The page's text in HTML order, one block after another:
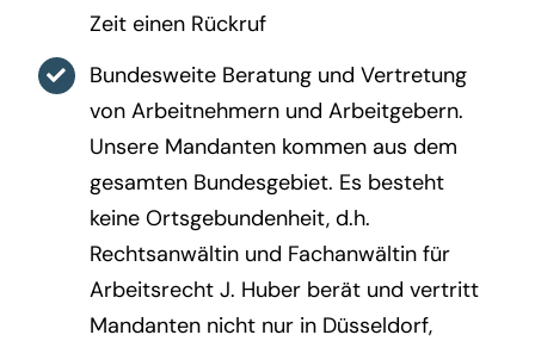
Zeit einen Rückruf
Bundesweite Beratung und Vertretung
von Arbeitnehmern und Arbeitgebern.
Unsere Mandanten kommen aus dem
gesamten Bundesgebiet. Es besteht
keine Ortsgebundenheit, d.h.
Rechtsanwältin und Fachanwältin für
Arbeitsrecht J. Huber berät und vertritt
Mandanten nicht nur in Düsseldorf,